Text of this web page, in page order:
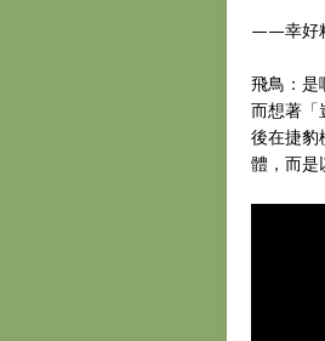
——幸好
飛鳥：是
而想著「
後在捷豹
體，而是